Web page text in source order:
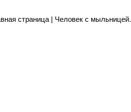
страница | Человек с мыльницей.